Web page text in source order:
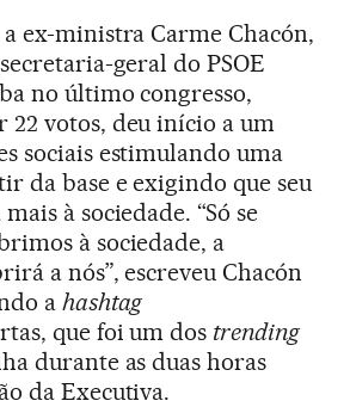
ex-ministra Carme Chacón,
geral do PSOE
no último congresso,
22 votos, deu início a um
sociais estimulando uma
da base e exigindo que seu
à sociedade. “Só se
à sociedade, a
a nós”, escreveu Chacón
a hashtag
que foi um dos trending
durante as duas horas
da Executiva.